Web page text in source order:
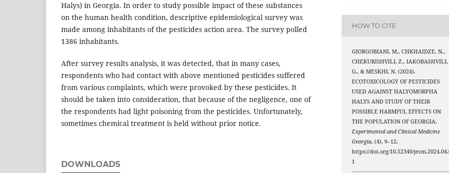
Halys) in Georgia. In order to study possible impact of these substances
on the human health condition, descriptive epidemiological survey was
made among inhabitants of the pesticides action area. The survey polled
1386 inhabitants.
After survey results analysis, it was detected, that in many cases,
respondents who had contact with above mentioned pesticides suffered
from various complaints, which were provoked by these pesticides. It
should be taken into consideration, that because of the negligence, one of
the respondents had light poisoning from the pesticides. Unfortunately,
sometimes chemical treatment is held without prior notice.
DOWNLOADS
HOW TO CITE
GIORGOBIANI, M., CHKHAIDZE, N.,
CHEKURISHVILI, Z., IAKOBASHVILI,
G., & MESKHI, N. (2024).
ECOTOXICOLOGY OF PESTICIDES
USED AGAINST HALYOMORPHA
HALYS AND STUDY OF THEIR
POSSIBLE HARMFUL EFFECTS ON
THE POPULATION OF GEORGIA.
Experimental and Clinical Medicine
Georgia, (4), 9–12.
https://doi.org/10.52340/
1